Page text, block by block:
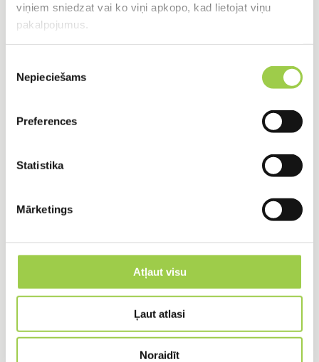
viņiem sniedzat vai ko viņi apkopo, kad lietojat viņu
pakalpojumus.
izvēle
Nepieciešams
Preferences
Statistika
Mārketings
Atļaut visu
Ļaut atlasi
Noraidīt
Ūdensvada caurules – izmanto ūdens padeves
PVC caurules izmanto daudzās jomās, tostarp:
Kanalizācijas sistēmas: gan ārējās, gan
Lietus ūdens savākšanas un novadīšanas
Urbumu izbūve.
Ūdens apgādes sistēmas.
Pārsūknēšanas staciju izbūve.